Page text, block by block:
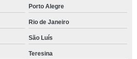
Porto Alegre
Rio de Janeiro
São Luís
Teresina